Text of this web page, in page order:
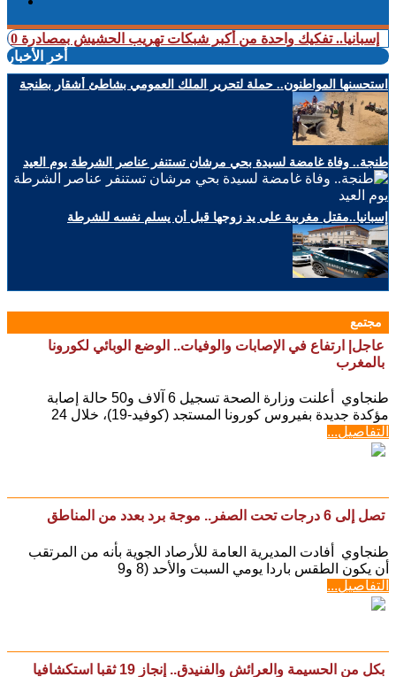
تفكيك واحدة من أكبر شبكات تهريب الحشيش بمصادرة 10 أطنان واعتقال 57 شخصا (فيديو)
أخر الأخبار
استحسنها المواطنون.. حملة لتحرير الملك العمومي بشاطئ أشقار بطنجة
طنجة.. وفاة غامضة لسيدة بحي مرشان تستنفر عناصر الشرطة يوم العيد
إسبانيا..مقتل مغربية على يد زوجها قبل أن يسلم نفسه للشرطة
مجتمع
عاجل| ارتفاع في الإصابات والوفيات.. الوضع الوبائي لكورونا
بالمغرب
طنجاوي أعلنت وزارة الصحة تسجيل 6 آلاف و50 حالة إصابة
مؤكدة جديدة بفيروس كورونا المستجد (كوفيد-19)، خلال 24
التفاصيل...
تصل إلى 6 درجات تحت الصفر.. موجة برد بعدد من المناطق
طنجاوي أفادت المديرية العامة للأرصاد الجوية بأنه من المرتقب
أن يكون الطقس باردا يومي السبت والأحد (8 و9
التفاصيل...
بكل من الحسيمة والعرائش والفنيدق.. إنجاز 19 ثقبا استكشافيا